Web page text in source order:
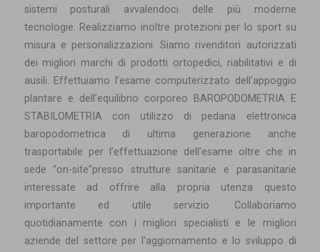
sistemi posturali avvalendoci delle più moderne
tecnologie. Realizziamo inoltre protezioni per lo sport su
misura e personalizzazioni. Siamo rivenditori autorizzati
dei migliori marchi di prodotti ortopedici, riabilitativi e di
ausili. Effettuiamo l’esame computerizzato dell’appoggio
plantare e dell’equilibrio corporeo BAROPODOMETRIA E
STABILOMETRIA con utilizzo di pedana elettronica
baropodometrica di ultima generazione anche
trasportabile per l’effettuazione dell’esame oltre che in
sede “on-site”presso strutture sanitarie e parasanitarie
interessate ad offrire alla propria utenza questo
importante ed utile servizio. Collaboriamo
quotidianamente con i migliori specialisti e le migliori
aziende del settore per l’aggiornamento e lo sviluppo di